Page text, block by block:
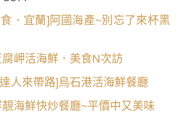
食．宜蘭]阿國海產~別忘了來杯黑
岬活海鮮．美食N次訪
人來帶路]烏石港活海鮮餐廳
海鮮快炒餐廳~平價中又美味